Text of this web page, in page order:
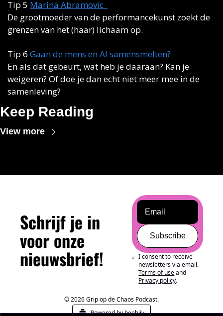
Tip 5 Marina Abramovic
De grootmoeder van de performancekunst zoekt de
grenzen van het (haar) lichaam op.
Tip 6 Gaan de mens en AI samensmelten?
En als dat gebeurt, wat heb je daaraan? Kan je
weigeren? Of doe je dan echt niet meer mee in de
samenleving?
Keep Reading
View more
Schrijf je in
voor onze
nieuwsbrief!
Subscribe
I consent to receive
newsletters via email.
Terms of useand
Privacy policy.
© 2026 Grip op de Chaos Podcast.
Powered by beehiiv